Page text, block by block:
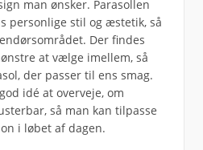
man ønsker. Parasollen
personlige stil og æstetik, så
Der findes
at vælge imellem, så
der passer til ens smag.
idé at overveje, om
så man kan tilpasse
i løbet af dagen.